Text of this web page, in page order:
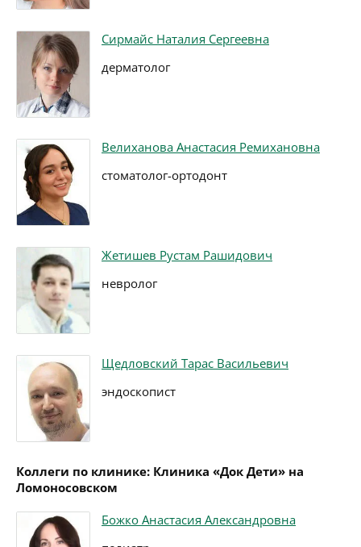
Сирмайс Наталия Сергеевна
дерматолог
Велиханова Анастасия Ремихановна
стоматолог-ортодонт
Жетишев Рустам Рашидович
невролог
Щедловский Тарас Васильевич
эндоскопист
Коллеги по клинике: Клиника «Док Дети» на
Ломоносовском
Божко Анастасия Александровна